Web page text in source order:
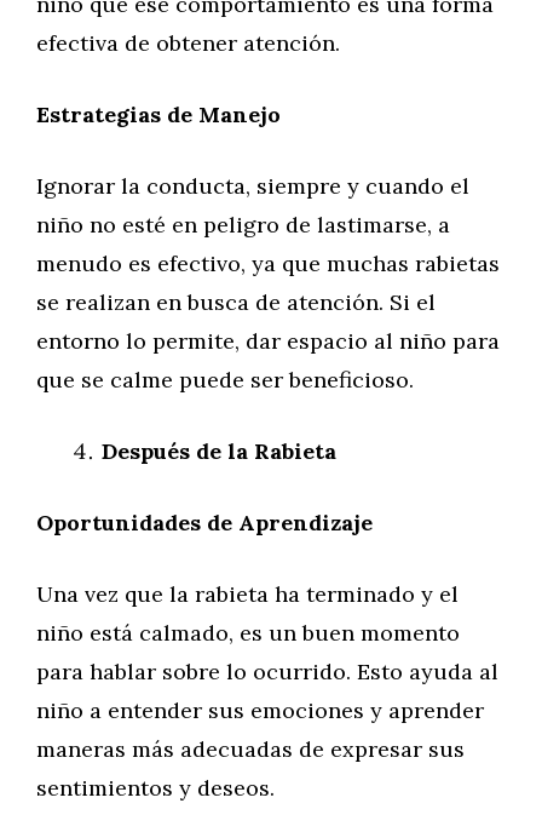
efectiva de obtener atención.
Estrategias de Manejo
Ignorar la conducta, siempre y cuando el
niño no esté en peligro de lastimarse, a
menudo es efectivo, ya que muchas rabietas
se realizan en busca de atención. Si el
entorno lo permite, dar espacio al niño para
que se calme puede ser beneficioso.
Después de la Rabieta
Oportunidades de Aprendizaje
Una vez que la rabieta ha terminado y el
niño está calmado, es un buen momento
para hablar sobre lo ocurrido. Esto ayuda al
niño a entender sus emociones y aprender
maneras más adecuadas de expresar sus
sentimientos y deseos.